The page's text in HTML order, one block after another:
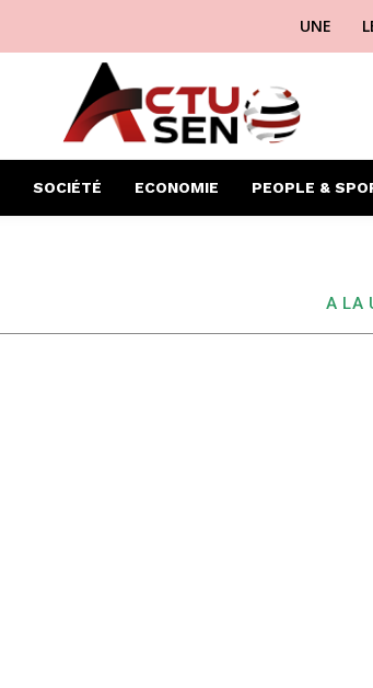
UNE
SOCIÉTÉ ECONOMIE PEOPLE &
A LA